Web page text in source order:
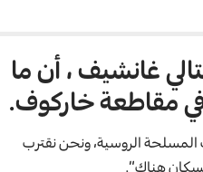
غانشيف ، أن ما
من 50 بلدة تحت سيطرة القوات المسلحة الروسية، ونحن نقترب